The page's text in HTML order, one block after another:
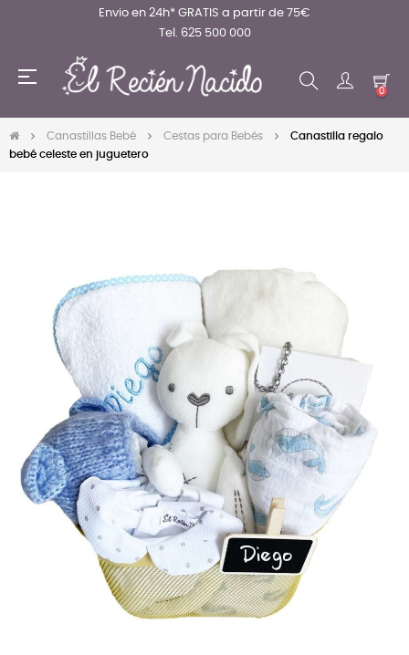
Envio en 24h* GRATIS a partir de 75€
Tel. 625 500 000
Navegación
☰
0
Canastillas Bebé Cestas para Bebés
Canastilla regalo
bebé celeste en juguetero